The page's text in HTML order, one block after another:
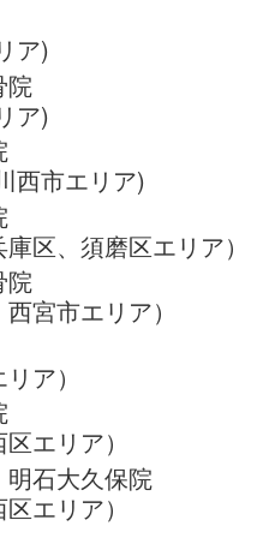
ア)
院
ア)
西市エリア)
区、須磨区エリア）
院
宮市エリア）
ア）
エリア）
石大久保院
エリア）